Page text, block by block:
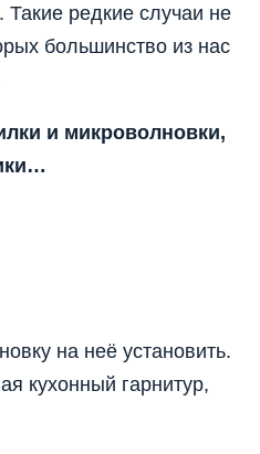
редкие случаи не
большинство из нас
и микроволновки,
на неё установить.
кухонный гарнитур,